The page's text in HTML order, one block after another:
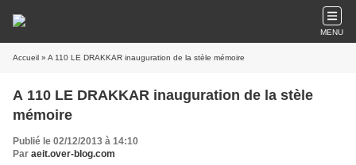
MENU
Accueil » A 110 LE DRAKKAR inauguration de la stèle mémoire
A 110 LE DRAKKAR inauguration de la stèle
mémoire
Publié le 02/12/2013 à 14:10
Par aeit.over-blog.com